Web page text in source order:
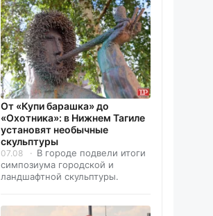
От «Купи барашка» до
«Охотника»: в Нижнем Тагиле
установят необычные
скульптуры
07.08
В городе подвели итоги
симпозиума городской и
ландшафтной скульптуры.